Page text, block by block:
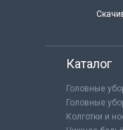
Каталог
Головные
Головные
Колготки и